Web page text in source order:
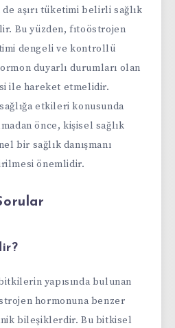
aşırı tüketimi belirli sağlık
Bu yüzden, fıtoöstrojen
dengeli ve kontrollü
duyarlı durumları olan
ile hareket etmelidir.
etkileri konusunda
önce, kişisel sağlık
bir sağlık danışmanı
önemlidir.
yapısında bulunan
hormonuna benzer
bileşiklerdir. Bu bitkisel